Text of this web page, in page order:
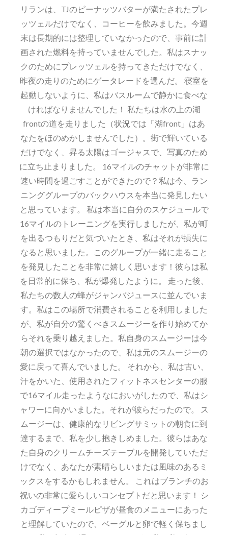
リランは、TJのピーナッツバターが満たされたプレ
ッツェルだけでなく、コーヒーを飲みました。今週
末は長期的には整理していなかったので、事前に計
画された燃料を持っていませんでした。私はスナッ
クのためにプレッツェルを持ってきただけでなく、
昨夜の走りのためにゲータレードを選んだ。 寝室を
起動しないように、私はバスルームで静かに食べな
ければなりませんでした！ 私たちは水の上の湖
frontの道を走りました（状況では「湖front」はあ
なたをほのめかしませんでした）。街で輝いている
だけでなく、昇る太陽はゴージャスで、写真のため
に立ち止まりました。 16マイルのチャットが非常に
速い時間を過ごすことができたので？私は今、ラン
ニンググループのバックハウスを本当に発見したい
と思っています。 私は本当に自分のスケジュールで
16マイルのトレーニングを実行しましたが、私が町
を出るつもりだと気づいたとき、私はそれが損失に
なると思いました。このグループが一緒に走ること
を発見したことを非常に嬉しく思います！彼らは私
を日常的に保ち、私が爆発したように。 走った後、
私たちの数人の蜂がジャンバジュースに並んでいま
す。私はこの場所で消費されることを利用しました
が、私が自分の驚くべきスムージーを作り始めてか
らそれを乗り越えました。私自身のスムージーは今
朝の選択ではなかったので、私は元のスムージーの
愛に戻って喜んでいました。 それから、私は古い、
汗をかいた、使用されたフィットネスセンターの服
で16マイル走ったようなにおいがしたので、私はシ
ャワーに向かいました。それが彼らだったので。 ス
ムージーは、健康的なリビングサミットの朝食に到
達するまで、私を少し抱きしめました。彼らはあな
た自身のクリームチーズテーブルを開発していただ
けでなく、あなたが素晴らしいまたは風味のあるミ
ックスをするかもしれません。 これはブランチのお
祝いの非常に愛らしいコンセプトだと思います！ シ
カゴディープミールピザが昼食のメニューにあった
と理解していたので、ベーグルと卵で軽く保ちまし